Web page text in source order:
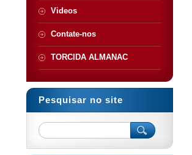
Videos
Contate-nos
TORCIDA ALMANAC
Pesquisar no site